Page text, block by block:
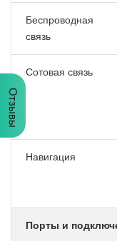
Беспроводная
связь
Сотовая связь
Навигация
Порты и
Отзывы